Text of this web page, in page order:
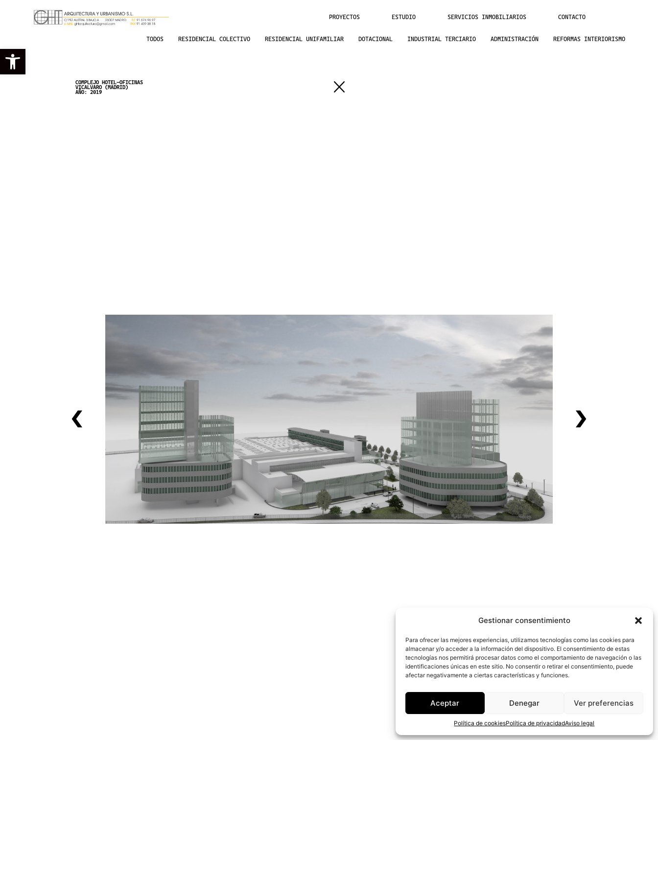
Abrir barra de herramientas
Gestionar consentimiento
Para ofrecer las mejores experiencias, utilizamos tecnologías como las cookies para
almacenar y/o acceder a la información del dispositivo. El consentimiento de estas
tecnologías nos permitirá procesar datos como el comportamiento de navegación o las
identificaciones únicas en este sitio. No consentir o retirar el consentimiento, puede
afectar negativamente a ciertas características y funciones.
Aceptar Denegar Ver preferencias
Política de cookiesPolítica de privacidadAviso legal
PROYECTOS ESTUDIO SERVICIOS INMOBILIARIOS CONTACTO
TODOS RESIDENCIAL COLECTIVO RESIDENCIAL UNIFAMILIAR DOTACIONAL INDUSTRIAL TERCIARIO ADMINISTRACIÓN REFORMAS INTERIORISMO
COMPLEJO HOTEL-OFICINAS
VICALVARO (MADRID)
AÑO: 2019